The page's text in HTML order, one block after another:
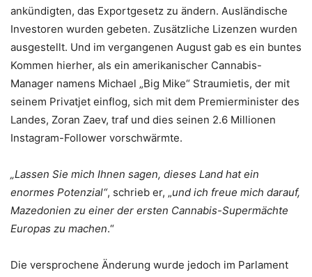
ankündigten, das Exportgesetz zu ändern. Ausländische
Investoren wurden gebeten. Zusätzliche Lizenzen wurden
ausgestellt. Und im vergangenen August gab es ein buntes
Kommen hierher, als ein amerikanischer Cannabis-
Manager namens Michael „Big Mike“ Straumietis, der mit
seinem Privatjet einflog, sich mit dem Premierminister des
Landes, Zoran Zaev, traf und dies seinen 2.6 Millionen
Instagram-Follower vorschwärmte.
„Lassen Sie mich Ihnen sagen, dieses Land hat ein
enormes Potenzial“, schrieb er, „und ich freue mich darauf,
Mazedonien zu einer der ersten Cannabis-Supermächte
Europas zu machen.“
Die versprochene Änderung wurde jedoch im Parlament